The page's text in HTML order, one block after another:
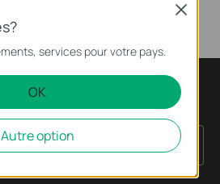
S'enregistrer
services pour votre pays.
OK
Autre option
Close